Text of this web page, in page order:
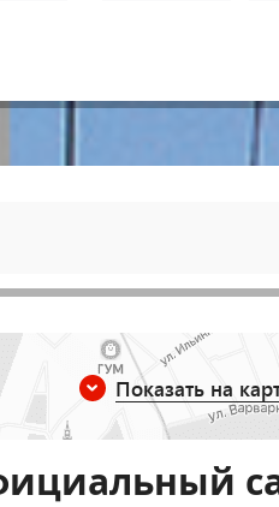
Показать на